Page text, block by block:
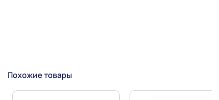
Похожие товары